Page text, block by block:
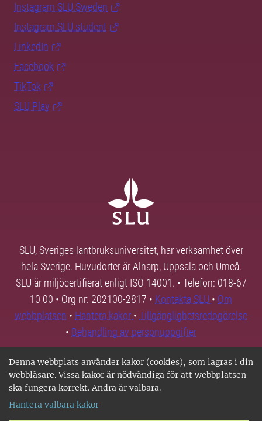
Denna webbplats använder kakor (cookies), som lagras i din
webbläsare. Vissa kakor är nödvändiga för att webbplatsen
ska fungera korrekt. Andra är valbara.
Hantera valbara kakor
Instagram SLU.Sweden
Instagram SLU.student
LinkedIn
Facebook
TikTok
SLU Play
SLU, Sveriges lantbruksuniversitet, har verksamhet över
hela Sverige. Huvudorter är Alnarp, Uppsala och Umeå.
SLU är miljöcertifierat enligt ISO 14001. • Telefon: 018-67
10 00 • Org nr: 202100-2817 • Kontakta SLU • Om
webbplatsen • Hantera kakor • Tillgänglighetsredogörelse
• Behandling av personuppgifter